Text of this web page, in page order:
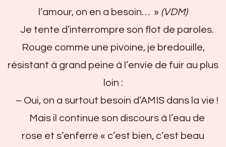
l’amour, on en a besoin… » (VDM)
Je tente d’interrompre son flot de paroles.
Rouge comme une pivoine, je bredouille,
résistant à grand peine à l’envie de fuir au plus
loin :
– Oui, on a surtout besoin d’AMIS dans la vie !
Mais il continue son discours à l’eau de
rose et s’enferre « c’est bien, c’est beau